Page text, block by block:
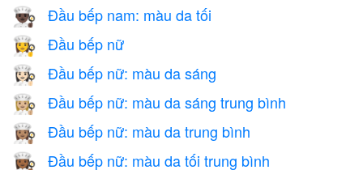
👨🏿‍🍳 Đầu bếp nam: màu da tối
👩‍🍳 Đầu bếp nữ
👩🏻‍🍳 Đầu bếp nữ: màu da sáng
👩🏼‍🍳 Đầu bếp nữ: màu da sáng trung bình
👩🏽‍🍳 Đầu bếp nữ: màu da trung bình
👩🏾‍🍳 Đầu bếp nữ: màu da tối trung bình